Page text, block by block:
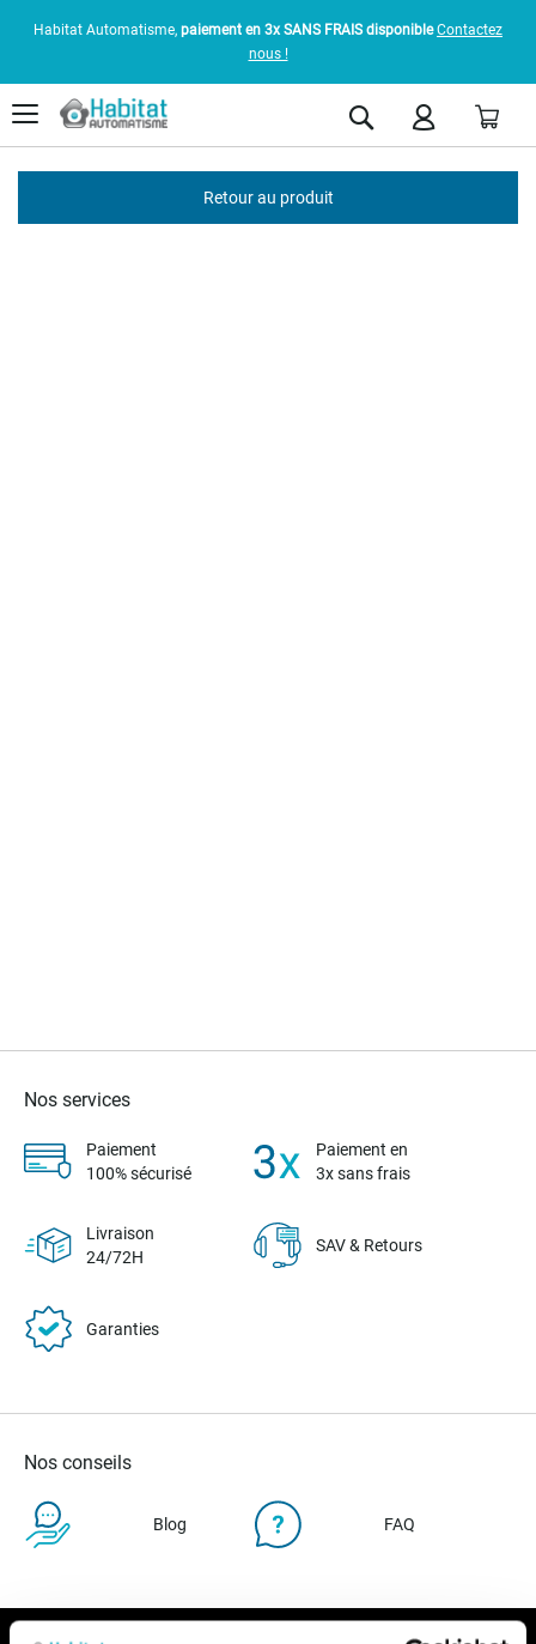
Habitat Automatisme, paiement en 3x SANS FRAIS disponible Contactez
nous !
Rechercher
Retour au produit
Nos services
Paiement
100% sécurisé
Paiement en
3x sans frais
Livraison
24/72H
SAV & Retours
Garanties
Nos conseils
Blog FAQ